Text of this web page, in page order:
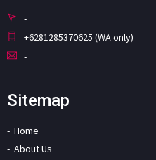
-
+6281285370625 (WA only)
-
Sitemap
Home
About Us